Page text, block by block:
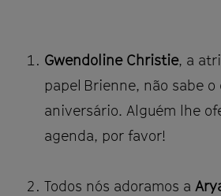
Gwendoline Christie, a
papel Brienne, não sabe
aniversário. Alguém lhe
agenda, por favor!
Todos nós adoramos a